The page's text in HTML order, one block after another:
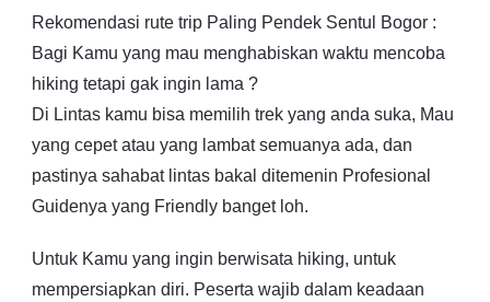
Rekomendasi rute trip Paling Pendek Sentul Bogor :
Bagi Kamu yang mau menghabiskan waktu mencoba
hiking tetapi gak ingin lama ?
Di Lintas kamu bisa memilih trek yang anda suka, Mau
yang cepet atau yang lambat semuanya ada, dan
pastinya sahabat lintas bakal ditemenin Profesional
Guidenya yang Friendly banget loh.
Untuk Kamu yang ingin berwisata hiking, untuk
mempersiapkan diri. Peserta wajib dalam keadaan